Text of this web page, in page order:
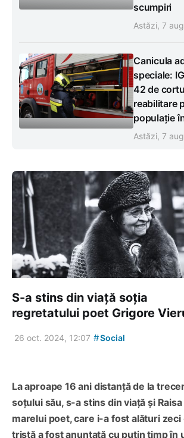
scumpiri
Astăzi, 7
Canicula
speciale:
42 de
reabilitare
populație
Astăzi, 7
S-a stins din viață soția
regretatului poet Grigore
26 oct. 2024, 12:07 #Social
La aproape 16 ani distanță de la
soțului său, s-a stins din viață și
marelui poet, care i-a fost alături zeci
tristă a fost anunțată cu puțin timp în